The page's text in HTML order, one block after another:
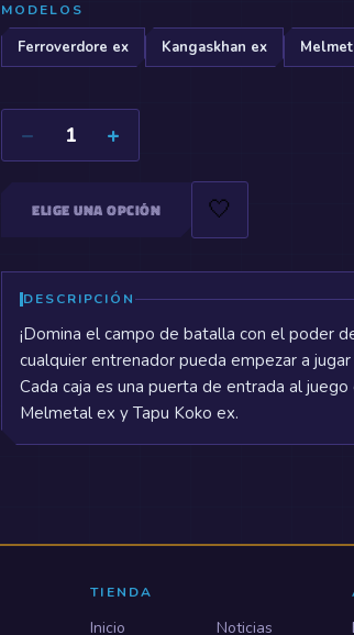
MODELOS
Ferroverdore ex Kangaskhan ex
− 1 +
ELIGE UNA OPCIÓN 🤍
DESCRIPCIÓN
¡Domina el campo de batalla con el poder
cualquier entrenador pueda empezar a
Cada caja es una puerta de entrada al
Melmetal ex y Tapu Koko ex.
TIENDA
Inicio Noticias